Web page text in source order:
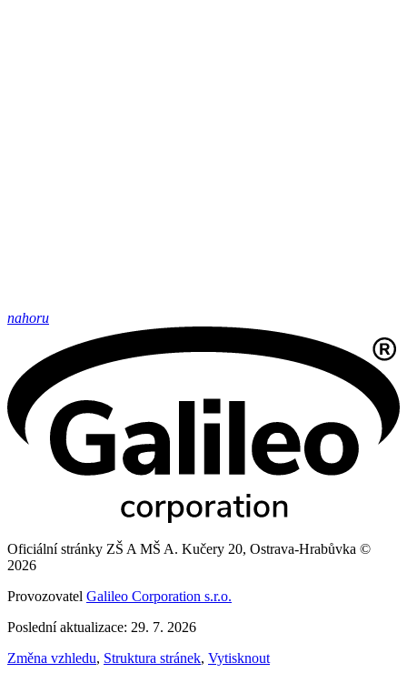
nahoru
Oficiální stránky ZŠ A MŠ A. Kučery 20, Ostrava-Hrabůvka ©
2026
Provozovatel Galileo Corporation s.r.o.
Poslední aktualizace: 29. 7. 2026
Změna vzhledu, Struktura stránek, Vytisknout